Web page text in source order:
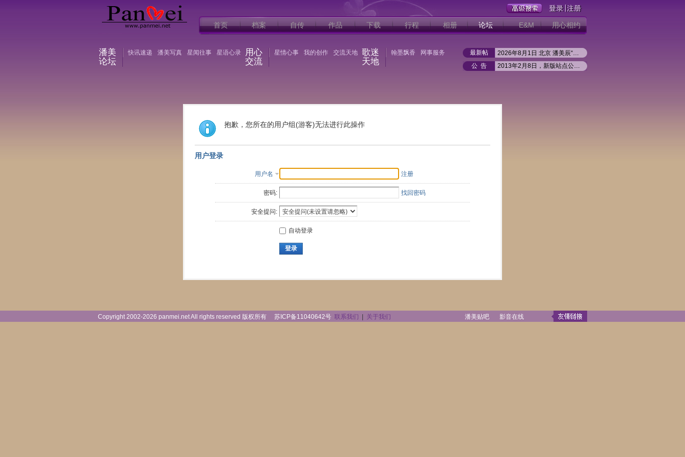
首页 档案 自传 作品 下载 行程 相册 论坛 E&M 用心相约
潘美
论坛
快讯速递 潘美写真 星闻往事 星语心录
用心
交流
星情心事 我的创作 交流天地 歌迷
天地
翰墨飘香 网事服务 最新帖
2026年8月1日 北京 潘美辰“回家”世界巡回演唱会北京
潘美辰2026「回家」巡回演唱会--银川站
2026年4月25日 马来西亚 潘美辰“回家”世界巡回演唱会
公 告
2013年2月8日，新版站点公开试运行
抱歉，您所在的用户组(游客)无法进行此操作
用户登录
用户名 注册
密码: 找回密码
安全提问:
自动登录
登录
Copyright 2002-2026 panmei.net All rights reserved 版权所有 苏ICP备11040642号 联系我们 关于我们 潘美贴吧 影音在线